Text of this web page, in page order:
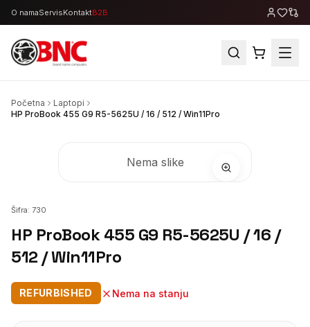
O namaServisKontaktB2B
Početna
Laptopi
HP ProBook 455 G9 R5-5625U / 16 / 512 / Win11Pro
Nema slike
Šifra: 730
HP ProBook 455 G9 R5-5625U / 16 /
512 / Win11Pro
REFURBISHED Nema na stanju